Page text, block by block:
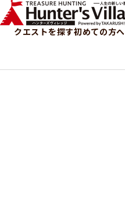
クエストを探す初めての方へ